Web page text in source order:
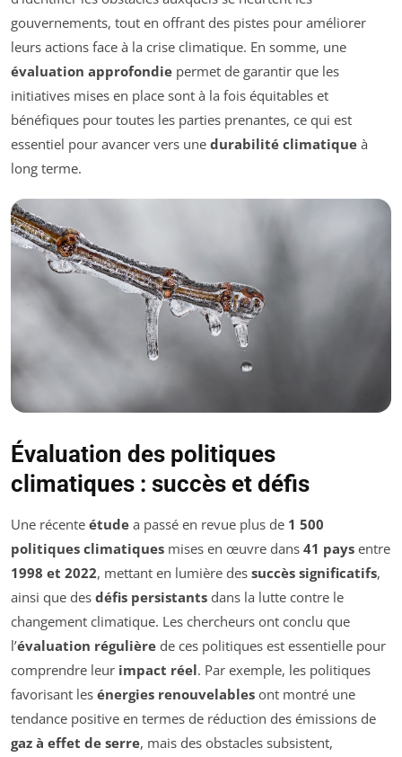
gouvernements, tout en offrant des pistes pour améliorer
leurs actions face à la crise climatique. En somme, une
évaluation approfondie permet de garantir que les
initiatives mises en place sont à la fois équitables et
bénéfiques pour toutes les parties prenantes, ce qui est
essentiel pour avancer vers une durabilité climatique à
long terme.
Évaluation des politiques
climatiques : succès et défis
Une récente étude a passé en revue plus de 1 500
politiques climatiques mises en œuvre dans 41 pays entre
1998 et 2022, mettant en lumière des succès significatifs,
ainsi que des défis persistants dans la lutte contre le
changement climatique. Les chercheurs ont conclu que
l’évaluation régulière de ces politiques est essentielle pour
comprendre leur impact réel. Par exemple, les politiques
favorisant les énergies renouvelables ont montré une
tendance positive en termes de réduction des émissions de
gaz à effet de serre, mais des obstacles subsistent,